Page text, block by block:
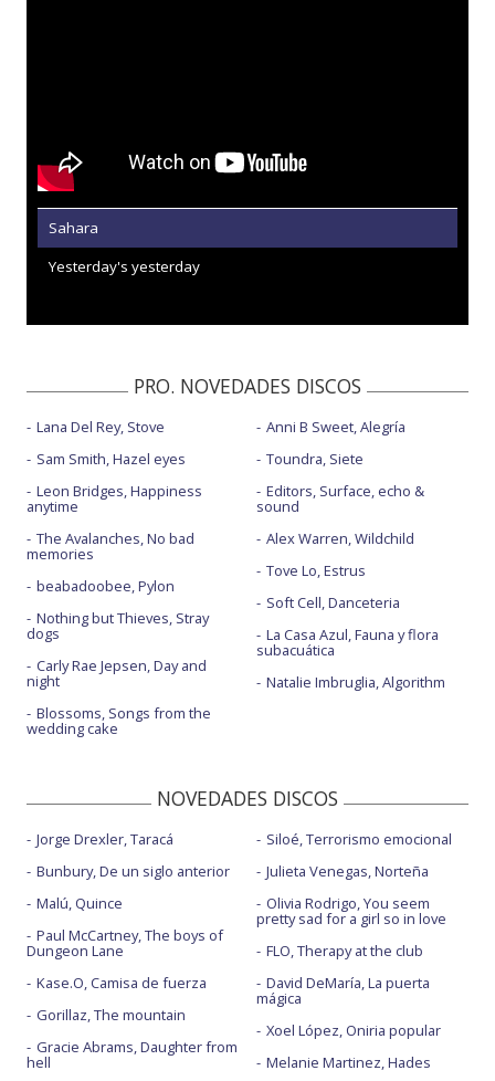
Sahara
Yesterday's yesterday
PRO. NOVEDADES DISCOS
Lana Del Rey, Stove
Sam Smith, Hazel eyes
Leon Bridges, Happiness
anytime
The Avalanches, No bad
memories
beabadoobee, Pylon
Nothing but Thieves, Stray
dogs
Carly Rae Jepsen, Day and
night
Blossoms, Songs from the
wedding cake
Anni B Sweet, Alegría
Toundra, Siete
Editors, Surface, echo &
sound
Alex Warren, Wildchild
Tove Lo, Estrus
Soft Cell, Danceteria
La Casa Azul, Fauna y flora
subacuática
Natalie Imbruglia, Algorithm
NOVEDADES DISCOS
Jorge Drexler, Taracá
Bunbury, De un siglo anterior
Malú, Quince
Paul McCartney, The boys of
Dungeon Lane
Kase.O, Camisa de fuerza
Gorillaz, The mountain
Gracie Abrams, Daughter from
hell
Siloé, Terrorismo emocional
Julieta Venegas, Norteña
Olivia Rodrigo, You seem
pretty sad for a girl so in love
FLO, Therapy at the club
David DeMaría, La puerta
mágica
Xoel López, Oniria popular
Melanie Martinez, Hades